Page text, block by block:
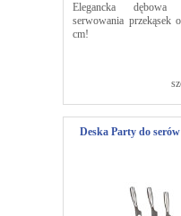
Elegancka
serwowania przekąsek
cm!
Deska Party do